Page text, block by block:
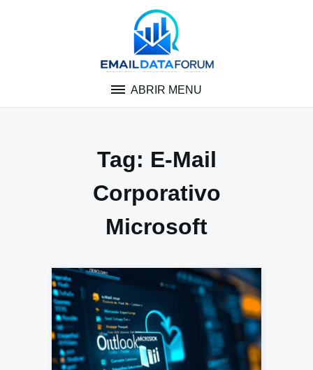
ABRIR MENU
Tag: E-Mail
Corporativo
Microsoft